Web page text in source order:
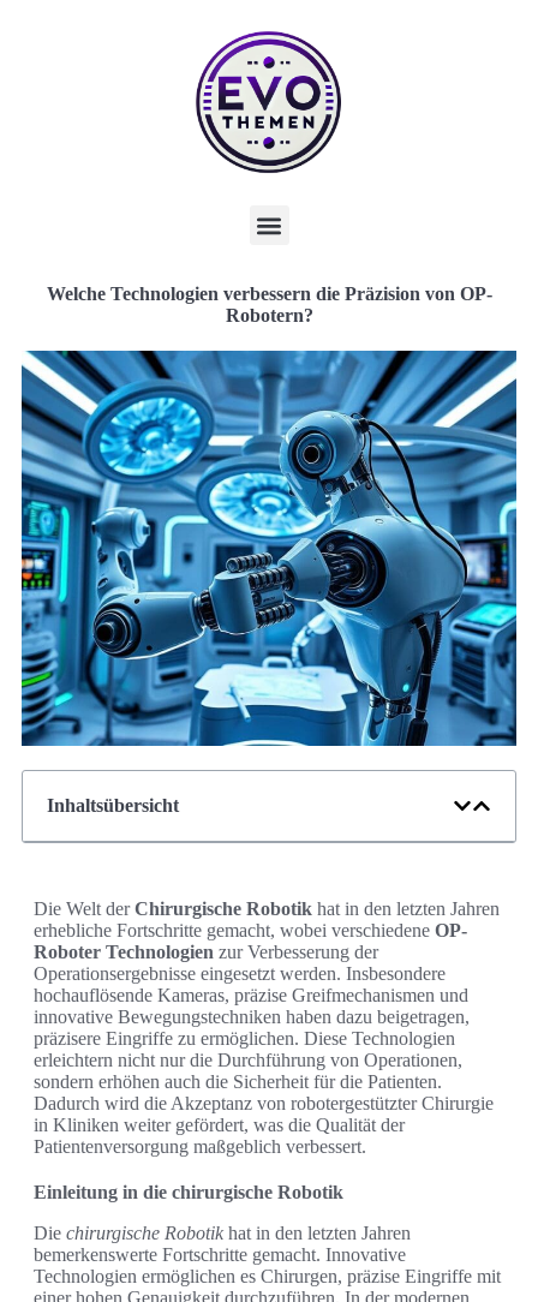
Welche Technologien verbessern die Präzision von OP-
Robotern?
Inhaltsübersicht
Die Welt derChirurgische Robotik hat in den letzten Jahren
erhebliche Fortschritte gemacht, wobei verschiedene OP-
Roboter Technologien zur Verbesserung der
Operationsergebnisse eingesetzt werden. Insbesondere
hochauflösende Kameras, präzise Greifmechanismen und
innovative Bewegungstechniken haben dazu beigetragen,
präzisere Eingriffe zu ermöglichen. Diese Technologien
erleichtern nicht nur die Durchführung von Operationen,
sondern erhöhen auch die Sicherheit für die Patienten.
Dadurch wird die Akzeptanz von robotergestützter Chirurgie
in Kliniken weiter gefördert, was die Qualität der
Patientenversorgung maßgeblich verbessert.
Einleitung in die chirurgische Robotik
Die chirurgische Robotik hat in den letzten Jahren
bemerkenswerte Fortschritte gemacht. Innovative
Technologien ermöglichen es Chirurgen, präzise Eingriffe mit